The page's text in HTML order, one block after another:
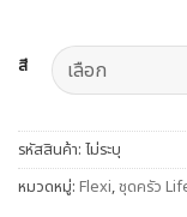
สี
รหัสสินค้า: ไม่ระบุ
หมวดหมู่: Flexi,ชุดครัว